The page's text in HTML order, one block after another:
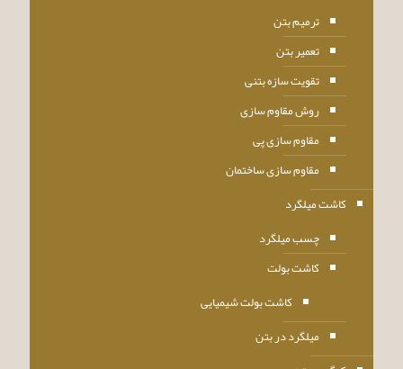
ترمیم بتن
تعمیر بتن
تقویت سازه بتنی
روش مقاوم سازی
مقاوم سازی پی
مقاوم سازی ساختمان
کاشت میلگرد
چسب میلگرد
کاشت بولت
کاشت بولت شیمیایی
میلگرد در بتن